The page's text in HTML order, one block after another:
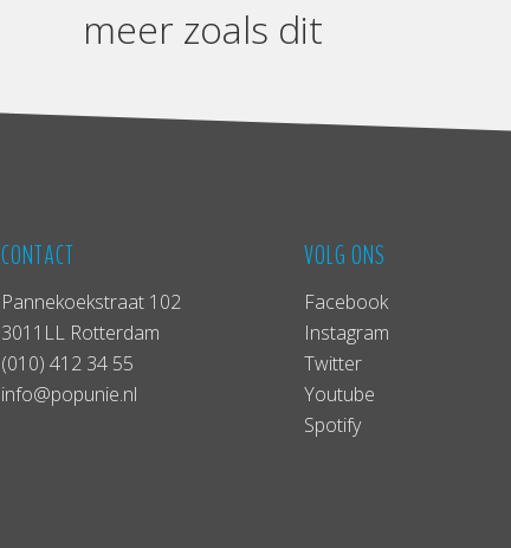
meer zoals dit
CONTACT
Pannekoekstraat 102
3011LL Rotterdam
(010) 412 34 55
info@popunie.nl
VOLG ONS
Facebook
Instagram
Twitter
Youtube
Spotify